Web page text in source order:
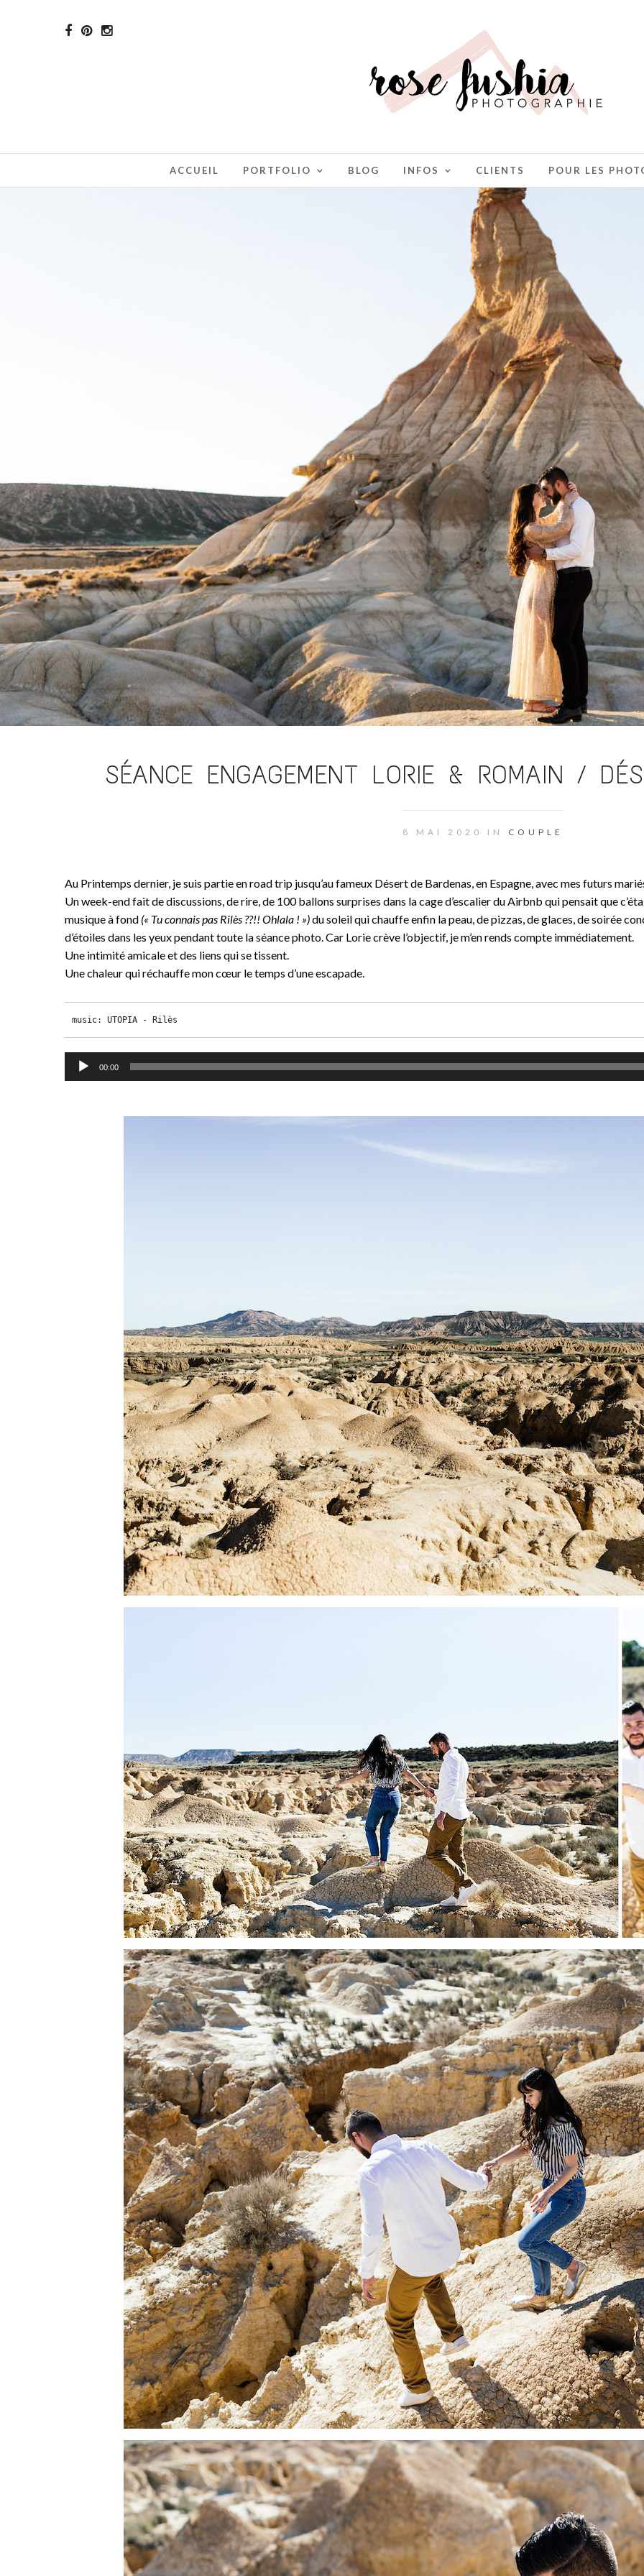
ACCUEIL PORTFOLIO BLOG INFOS CLIENTS POUR LES
SÉANCE ENGAGEMENT LORIE & ROMAIN /
8 MAI 2020 IN COUPLE
Au Printemps dernier, je suis partie en road trip jusqu’au fameux Désert de Bardenas, en Espagne, avec mes futurs
Un week-end fait de discussions, de rire, de 100 ballons surprises dans la cage d’escalier du Airbnb qui pensait que
musique à fond (« Tu connais pas Rilès ??!! Ohlala ! »)du soleil qui chauffe enfin la peau, de pizzas, de glaces, de soirée
d’étoiles dans les yeux pendant toute la séance photo. Car Lorie crève l’objectif, je m’en rends compte immédiatement.
Une intimité amicale et des liens qui se tissent.
Une chaleur qui réchauffe mon cœur le temps d’une escapade.
music: UTOPIA - Rilès
Lecteur
audio
00:00